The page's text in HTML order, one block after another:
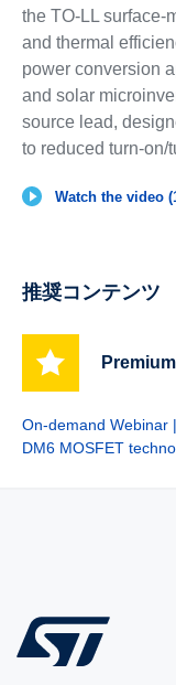
the TO-LL surface-
and thermal
power conversion
and solar
source lead,
to reduced turn-on/
Watch the video
推奨コンテンツ
On-demand Webinar
DM6 MOSFET